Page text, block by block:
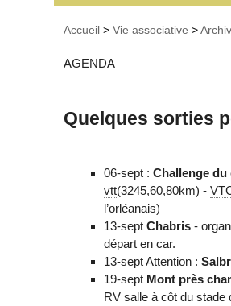
Accueil >Vie associative >
AGENDA
Quelques sorties
06-sept :Challenge du
vtt(3245,60,80km) -
l’orléanais)
13-septChabris -
départ en car.
13-sept Attention :
19-sept Mont près
RV salle à côt du stade